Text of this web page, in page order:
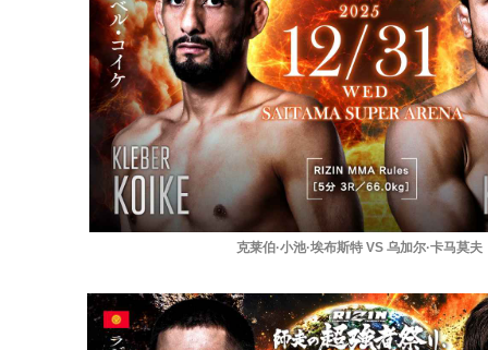
克莱伯·小池·埃布斯特 VS 乌加尔·卡马莫夫